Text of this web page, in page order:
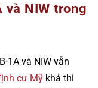
và NIW trong
1A và NIW vẫn
cư Mỹ khả thi